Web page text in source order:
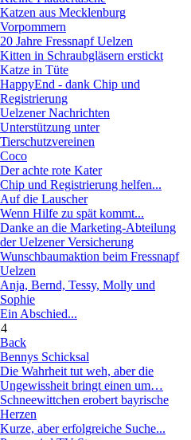
Katzen aus Mecklenburg
Vorpommern
20 Jahre Fressnapf Uelzen
Kitten in Schraubgläsern erstickt
Katze in Tüte
HappyEnd - dank Chip und
Registrierung
Uelzener Nachrichten
Unterstützung unter
Tierschutzvereinen
Coco
Der achte rote Kater
Chip und Registrierung helfen...
Auf die Lauscher
Wenn Hilfe zu spät kommt...
Danke an die Marketing-Abteilung
der Uelzener Versicherung
Wunschbaumaktion beim Fressnapf
Uelzen
Anja, Bernd, Tessy, Molly und
Sophie
Ein Abschied...
Back
Bennys Schicksal
Die Wahrheit tut weh, aber die
Ungewissheit bringt einen um…
Schneewittchen erobert bayrische
Herzen
Kurze, aber erfolgreiche Suche...